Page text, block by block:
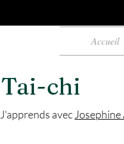
Accueil
Tai-chi
J'apprends avec